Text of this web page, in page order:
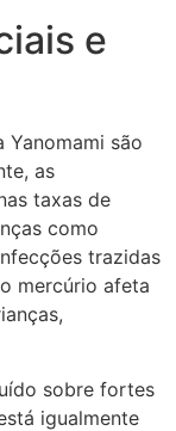
e
Yanomami são
as
taxas de
como
trazidas
mercúrio afeta
sobre fortes
igualmente